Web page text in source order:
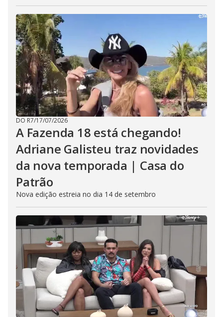
DO R7/17/07/2026
A Fazenda 18 está chegando!
Adriane Galisteu traz novidades
da nova temporada | Casa do
Patrão
Nova edição estreia no dia 14 de setembro